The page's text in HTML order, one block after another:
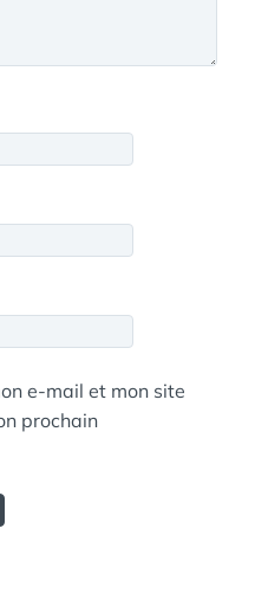
e-mail et mon site
prochain